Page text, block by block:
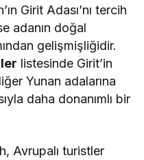
Girit Adası’nı tercih
adanın doğal
gelişmişliğidir.
listesinde Girit’in
Yunan adalarına
daha donanımlı bir
Avrupalı turistler